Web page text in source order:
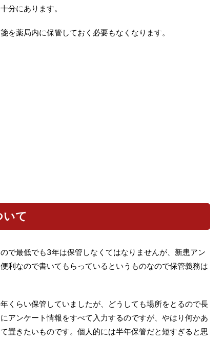
分にあります。
を薬局内に保管しておく必要もなくなります。
いて
で最低でも3年は保管しなくてはなりませんが、新患アン
利なので書いてもらっているというものなので保管義務は
くらい保管していましたが、どうしても場所をとるので長
アンケート情報をすべて入力するのですが、やはり何かあ
置きたいものです。個人的には半年保管だと短すぎると思